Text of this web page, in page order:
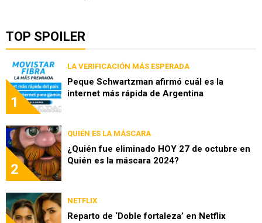
TOP SPOILER
1
LA VERIFICACIÓN MÁS ESPERADA
Peque Schwartzman afirmó cuál es la
internet más rápida de Argentina
2
QUIÉN ES LA MÁSCARA
¿Quién fue eliminado HOY 27 de octubre en
Quién es la máscara 2024?
NETFLIX
Reparto de ‘Doble fortaleza’ en Netflix